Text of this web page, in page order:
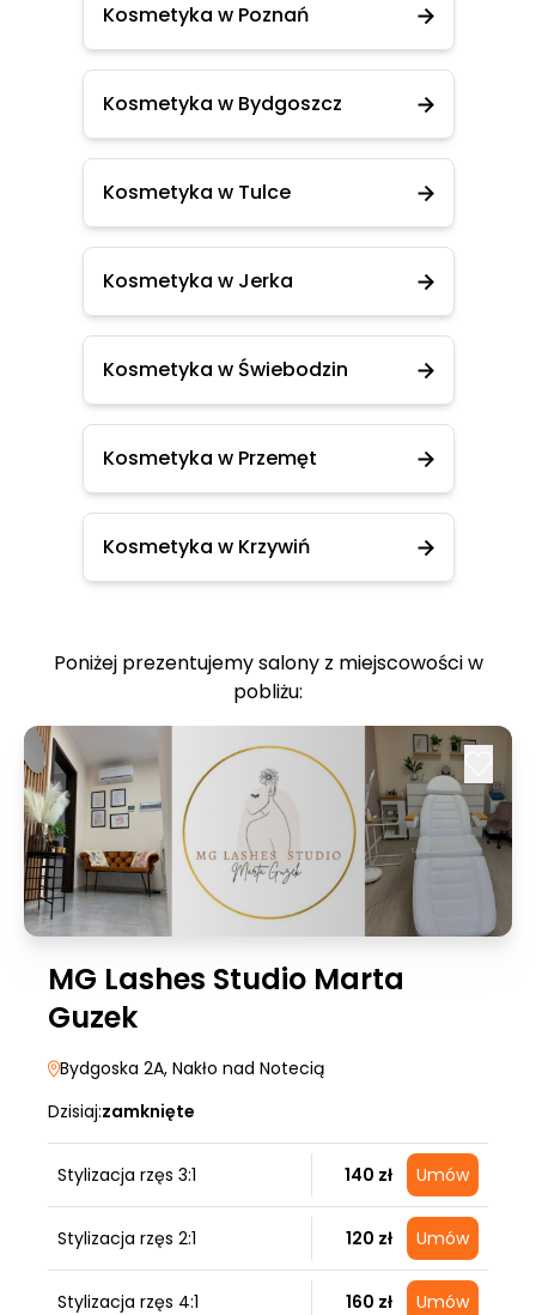
Kosmetyka w Poznań
Kosmetyka w Bydgoszcz
Kosmetyka w Tulce
Kosmetyka w Jerka
Kosmetyka w Świebodzin
Kosmetyka w Przemęt
Kosmetyka w Krzywiń
Poniżej prezentujemy salony z miejscowości w
pobliżu:
MG Lashes Studio Marta
Guzek
Bydgoska 2A, Nakło nad Notecią
Dzisiaj:zamknięte
Stylizacja rzęs 3:1 140 zł Umów
Stylizacja rzęs 2:1 120 zł Umów
Stylizacja rzęs 4:1 160 zł Umów